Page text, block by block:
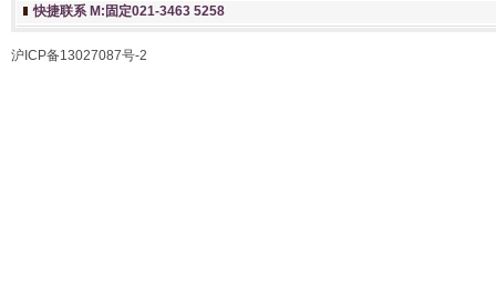
快捷联系 M:固定021-3463 5258
沪ICP备13027087号-2